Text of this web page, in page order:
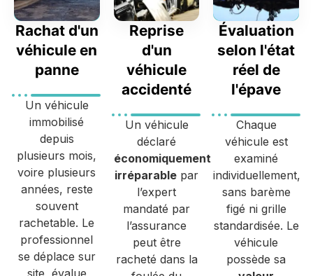
Rachat d'un
véhicule en
panne
Un véhicule
immobilisé
depuis
plusieurs mois,
voire plusieurs
années, reste
souvent
rachetable. Le
professionnel
se déplace sur
Reprise
d'un
véhicule
accidenté
Un véhicule
déclaré
économiquement
irréparable par
l’expert
mandaté par
l’assurance
peut être
racheté dans la
Évaluation
selon l'état
réel de
l'épave
Chaque
véhicule est
examiné
individuellement,
sans barème
figé ni grille
standardisée. Le
véhicule
possède sa